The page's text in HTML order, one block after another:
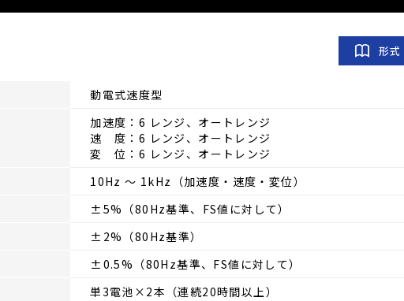
形
動電式速度型
加速度：6 レンジ、オートレンジ
速 度：6 レンジ、オートレンジ
変 位：6 レンジ、オートレンジ
10Hz ～ 1kHz（加速度・速度・変位）
±5%（80Hz基準、FS値に対して）
±2%（80Hz基準）
±0.5%（80Hz基準、FS値に対して）
単3電池×2本（連続20時間以上）